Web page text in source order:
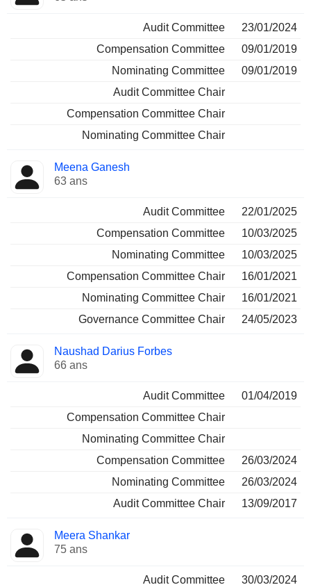
Audit Committee
23/01/2024
Compensation Committee
09/01/2019
Nominating Committee
09/01/2019
Audit Committee Chair
Compensation Committee Chair
Nominating Committee Chair
Meena Ganesh
63 ans
Audit Committee
22/01/2025
Compensation Committee
10/03/2025
Nominating Committee
10/03/2025
Compensation Committee Chair
16/01/2021
Nominating Committee Chair
16/01/2021
Governance Committee Chair
24/05/2023
Naushad Darius Forbes
66 ans
Audit Committee
01/04/2019
Compensation Committee Chair
Nominating Committee Chair
Compensation Committee
26/03/2024
Nominating Committee
26/03/2024
Audit Committee Chair
13/09/2017
Meera Shankar
75 ans
Audit Committee
30/03/2024